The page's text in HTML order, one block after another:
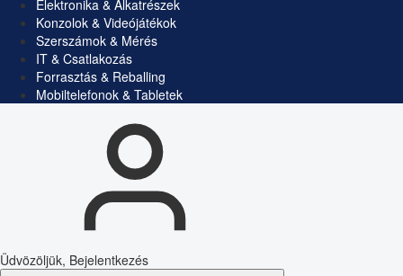
Elektronika & Alkatrészek
Konzolok & Videójátékok
Szerszámok & Mérés
IT & Csatlakozás
Forrasztás & Reballing
Mobiltelefonok & Tabletek
Üdvözöljük, Bejelentkezés